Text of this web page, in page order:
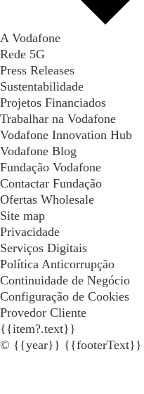
A Vodafone
Rede 5G
Press Releases
Sustentabilidade
Projetos Financiados
Trabalhar na Vodafone
Vodafone Innovation Hub
Vodafone Blog
Fundação Vodafone
Contactar Fundação
Ofertas Wholesale
Site map
Privacidade
Serviços Digitais
Política Anticorrupção
Continuidade de Negócio
Configuração de Cookies
Provedor Cliente
{{item?.text}}
© {{year}} {{footerText}}